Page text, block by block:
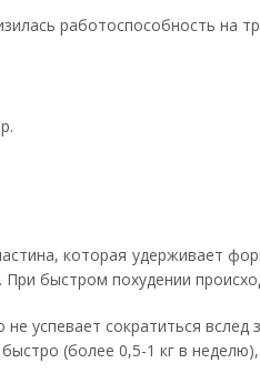
работоспособность на
которая удерживает
быстром похудении
успевает сократиться
(более 0,5-1 кг в неделю),